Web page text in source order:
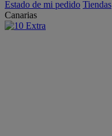
Estado de mi pedido Tiendas
Canarias